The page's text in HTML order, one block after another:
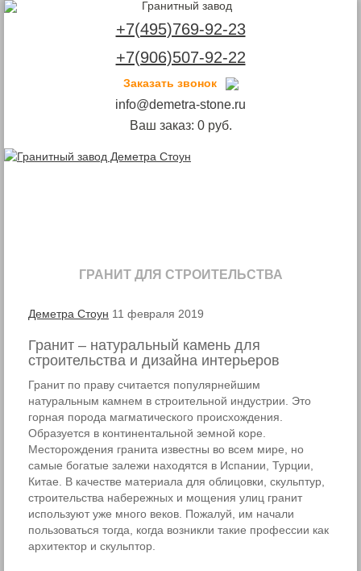
+7(495)769-92-23
+7(906)507-92-22
Заказать звонок
info@demetra-stone.ru
Ваш заказ: 0 руб.
ГРАНИТ ДЛЯ СТРОИТЕЛЬСТВА
Деметра Стоун 11 февраля 2019
Гранит – натуральный камень для
строительства и дизайна интерьеров
Гранит по праву считается популярнейшим
натуральным камнем в строительной индустрии. Это
горная порода магматического происхождения.
Образуется в континентальной земной коре.
Месторождения гранита известны во всем мире, но
самые богатые залежи находятся в Испании, Турции,
Китае. В качестве материала для облицовки, скульптур,
строительства набережных и мощения улиц гранит
используют уже много веков. Пожалуй, им начали
пользоваться тогда, когда возникли такие профессии как
архитектор и скульптор.